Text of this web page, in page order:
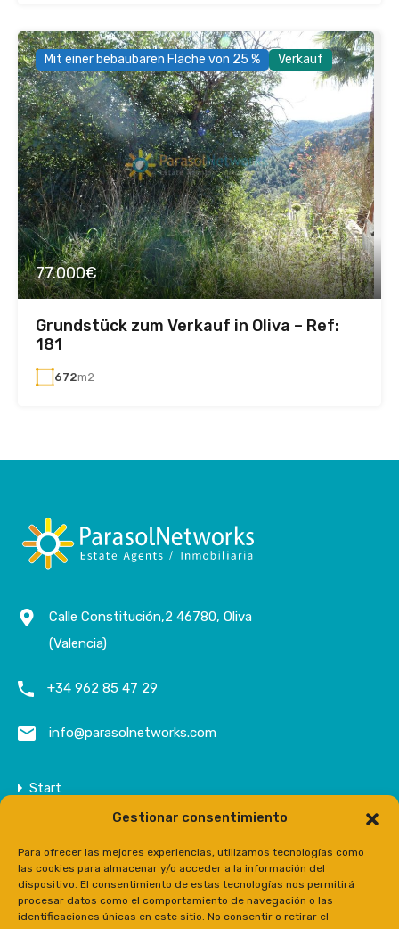
Gestionar consentimiento
Para ofrecer las mejores experiencias, utilizamos tecnologías como
las cookies para almacenar y/o acceder a la información del
dispositivo. El consentimiento de estas tecnologías nos permitirá
procesar datos como el comportamiento de navegación o las
identificaciones únicas en este sitio. No consentir o retirar el
Mit einer bebaubaren Fläche von 25 % Verkauf
77.000€
Grundstück zum Verkauf in Oliva – Ref:
181
672m2
Calle Constitución,2 46780, Oliva
(Valencia)
+34 962 85 47 29
info@parasolnetworks.com
Start
Unternehmen
Anwesen
Kontakt
Prensa